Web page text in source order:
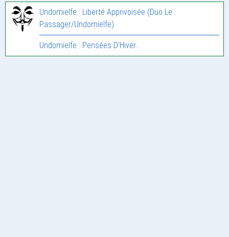
Undomielfe : Liberté Apprivoisée (Duo Le
Passager/Undomielfe)
Undomielfe : Pensées D’Hiver…